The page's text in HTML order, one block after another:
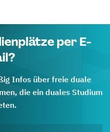
per E-
Infos über freie duale
die ein duales Studium